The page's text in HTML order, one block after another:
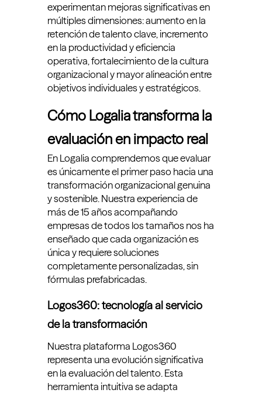
experimentan mejoras significativas en
múltiples dimensiones: aumento en la
retención de talento clave, incremento
en la productividad y eficiencia
operativa, fortalecimiento de la cultura
organizacional y mayor alineación entre
objetivos individuales y estratégicos.
Cómo Logalia transforma la
evaluación en impacto real
En Logalia comprendemos que evaluar
es únicamente el primer paso hacia una
transformación organizacional genuina
y sostenible. Nuestra experiencia de
más de 15 años acompañando
empresas de todos los tamaños nos ha
enseñado que cada organización es
única y requiere soluciones
completamente personalizadas, sin
fórmulas prefabricadas.
Logos360: tecnología al servicio
de la transformación
Nuestra plataforma Logos360
representa una evolución significativa
en la evaluación del talento. Esta
herramienta intuitiva se adapta